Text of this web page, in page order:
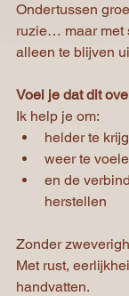
Ondertussen
ruzie… maar met
alleen te blijven
Voel je dat dit
Ik help je om:
helder te
weer te
en de
herstellen
Zonder
Met rust,
handvatten.